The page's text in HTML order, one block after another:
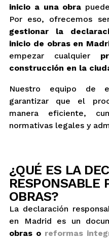
inicio a una obra
Por eso, ofrecemos
gestionar la
inicio de obras en
empezar cualquier
construcción en la
Nuestro equipo de
garantizar que el
manera eficiente,
normativas legales y
¿QUÉ ES LA
RESPONSABLE
OBRAS?
La declaración
en Madrid es un
obras o reformas